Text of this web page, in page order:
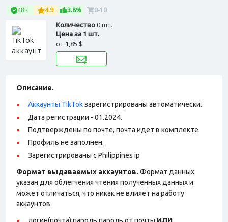
48ч 4.9 3.8% 0-10
Количество0 шт.
Цена за 1 шт.
от 1,85 $
Описание.
Аккаунты TikTokзарегистрированы автоматически.
Дата регистрации - 01.2024.
Подтверждены по почте, почта идет в комплекте.
Профиль не заполнен.
Зарегистрированы с Philippines ip
Формат выдаваемых аккаунтов. Формат данных
указан для облегчения чтения полученных данных и
может отличаться, что никак не влияет на работу
аккаунтов